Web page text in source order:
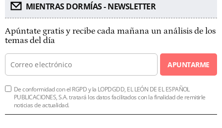
MIENTRAS DORMÍAS - NEWSLETTER
Apúntate gratis y recibe cada mañana un análisis de los
temas del día
APUNTARME
De conformidad con el RGPD y la LOPDGDD, EL LEÓN DE EL ESPAÑOL
PUBLICACIONES, S.A. tratará los datos facilitados con la finalidad de remitirle
noticias de actualidad.